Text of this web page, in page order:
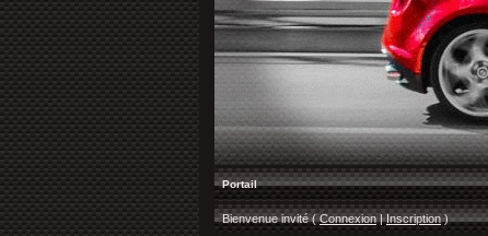
Portail
Bienvenue invité ( Connexion |Inscription)